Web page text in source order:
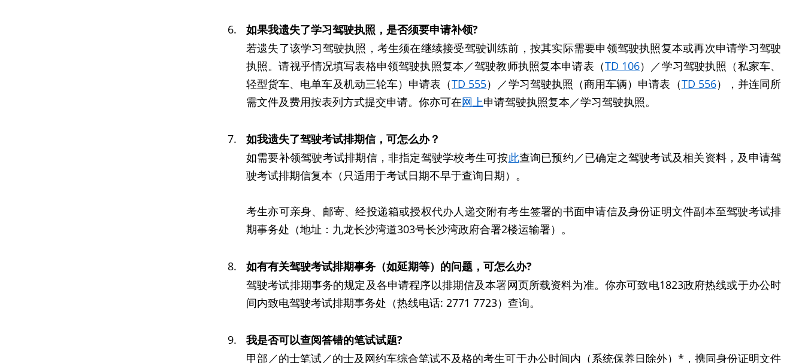
6.
如果我遗失了学习驾驶执照，是否须要申请补领?
若遗失了该学习驾驶执照，考生须在继续接受驾驶训练前，按其实际需要申领驾驶执照复本或再次申请学习驾驶
执照。请视乎情况填写表格申领驾驶执照复本／驾驶教师执照复本申请表（TD 106）／学习驾驶执照（私家车、
轻型货车、电单车及机动三轮车）申请表（TD 555）／学习驾驶执照（商用车辆）申请表（TD 556），并连同所
需文件及费用按表列方式提交申请。你亦可在网上申请驾驶执照复本／学习驾驶执照。
7.
如我遗失了驾驶考试排期信，可怎么办？
如需要补领驾驶考试排期信，非指定驾驶学校考生可按此查询已预约／已确定之驾驶考试及相关资料，及申请驾
驶考试排期信复本（只适用于考试日期不早于查询日期）。
考生亦可亲身、邮寄、经投递箱或授权代办人递交附有考生签署的书面申请信及身份证明文件副本至驾驶考试排
期事务处（地址：九龙长沙湾道303号长沙湾政府合署2楼运输署）。
8.
如有有关驾驶考试排期事务（如延期等）的问题，可怎么办?
驾驶考试排期事务的规定及各申请程序以排期信及本署网页所载资料为准。你亦可致电1823政府热线或于办公时
间内致电驾驶考试排期事务处（热线电话: 2771 7723）查询。
9.
我是否可以查阅答错的笔试试题?
甲部／的士笔试／的士及网约车综合笔试不及格的考生可于办公时间内（系统保养日除外）*，携同身份证明文件